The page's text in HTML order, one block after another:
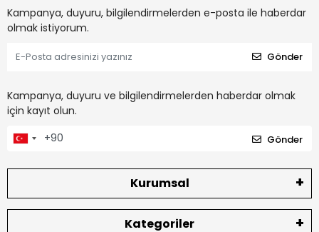
Kampanya, duyuru, bilgilendirmelerden e-posta ile haberdar
olmak istiyorum.
Gönder
Kampanya, duyuru ve bilgilendirmelerden haberdar olmak
için kayıt olun.
Gönder
Kurumsal
Kategoriler